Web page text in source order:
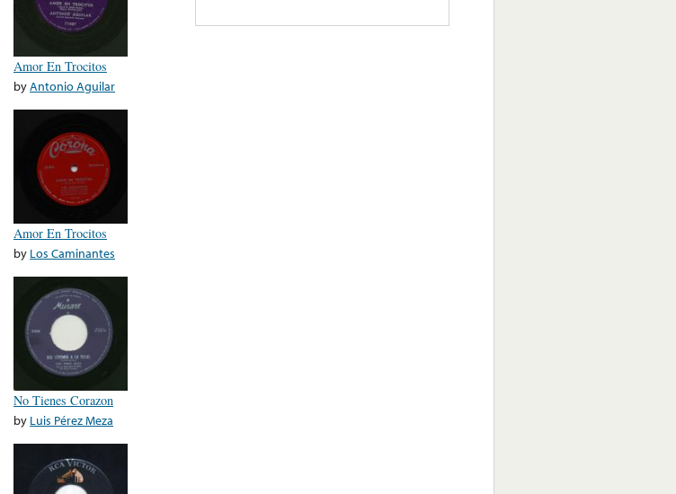
Amor En Trocitos
byAntonio Aguilar
Amor En Trocitos
by Los Caminantes
No Tienes Corazon
by Luis Pérez Meza